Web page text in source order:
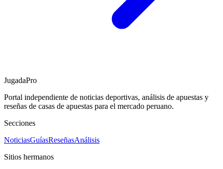
JugadaPro
Portal independiente de noticias deportivas, análisis de apuestas y
reseñas de casas de apuestas para el mercado peruano.
Secciones
NoticiasGuíasReseñasAnálisis
Sitios hermanos